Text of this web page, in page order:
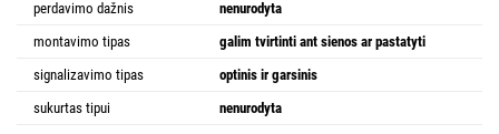
perdavimo dažnis
nenurodyta
montavimo tipas
galim tvirtinti ant sienos ar pastatyti
signalizavimo tipas
optinis ir garsinis
sukurtas tipui
nenurodyta